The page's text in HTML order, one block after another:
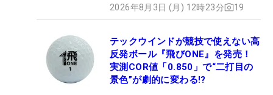
2026年8月3日 (月) 12時23分 19
テックウインドが競技で使えない高
反発ボール『飛びONE』を発売！
実測COR値「0.850」で“二打目の
景色”が劇的に変わる!?